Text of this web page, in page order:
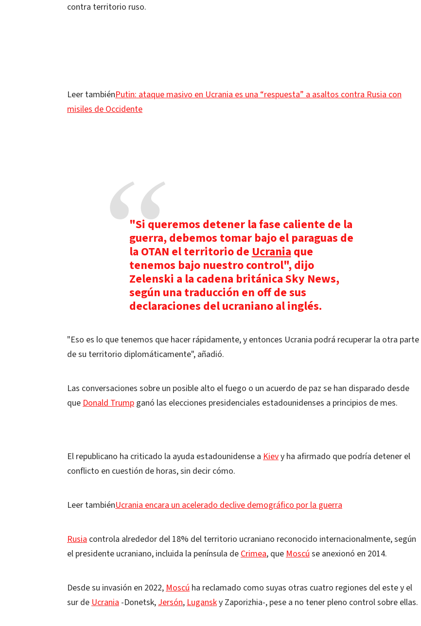
contra territorio ruso.
Leer tambiénPutin: ataque masivo en Ucrania es una “respuesta” a asaltos contra Rusia con
misiles de Occidente
"Si queremos detener la fase caliente de la
guerra, debemos tomar bajo el paraguas de
la OTAN el territorio deUcraniaque
tenemos bajo nuestro control", dijo
Zelenski a la cadena británica Sky News,
según una traducción en off de sus
declaraciones del ucraniano al inglés.
"Eso es lo que tenemos que hacer rápidamente, y entonces Ucrania podrá recuperar la otra parte
de su territorio diplomáticamente", añadió.
Las conversaciones sobre un posible alto el fuego o un acuerdo de paz se han disparado desde
queDonald Trump ganó las elecciones presidenciales estadounidenses a principios de mes.
El republicano ha criticado la ayuda estadounidense a Kievy ha afirmado que podría detener el
conflicto en cuestión de horas, sin decir cómo.
Leer tambiénUcrania encara un acelerado declive demográfico por la guerra
Rusia controla alrededor del 18% del territorio ucraniano reconocido internacionalmente, según
el presidente ucraniano, incluida la península deCrimea, queMoscúse anexionó en 2014.
Desde su invasión en 2022,Moscú ha reclamado como suyas otras cuatro regiones del este y el
sur deUcrania -Donetsk,Jersón,Lugansky Zaporizhia-, pese a no tener pleno control sobre ellas.